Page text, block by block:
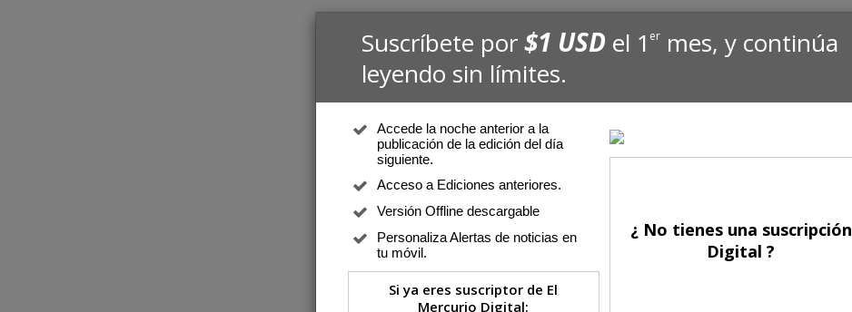
Suscríbete por$1 USD el 1er mes, y continúa
leyendo sin límites.
Accede la noche anterior a la
publicación de la edición del día
siguiente.
Acceso a Ediciones anteriores.
Versión Offline descargable
Personaliza Alertas de noticias en
tu móvil.
Si ya eres suscriptor de El
Mercurio Digital:
¿ No tienes una suscripción
Digital ?